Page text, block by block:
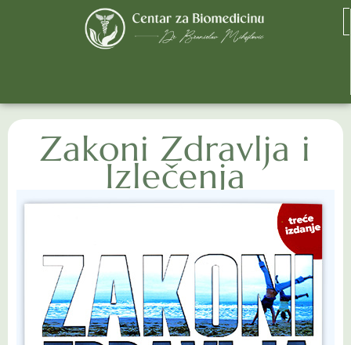
Zakoni Zdravlja i
Izlečenja